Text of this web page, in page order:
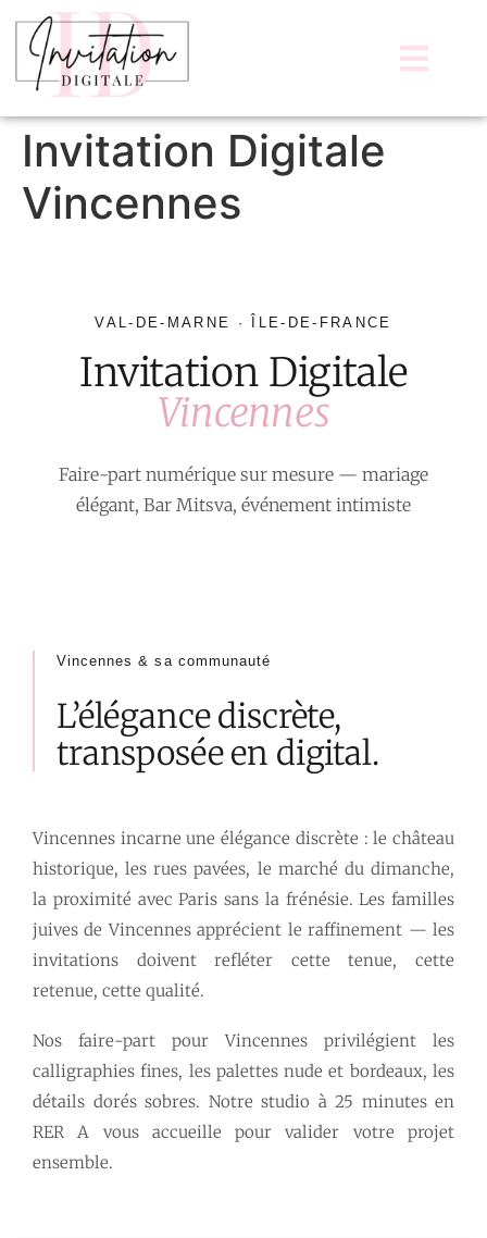
Invitation Digitale
Vincennes
VAL-DE-MARNE · ÎLE-DE-FRANCE
Invitation Digitale
Vincennes
Faire-part numérique sur mesure — mariage
élégant, Bar Mitsva, événement intimiste
Vincennes & sa communauté
L’élégance discrète,
transposée en digital.
Vincennes incarne une élégance discrète : le château
historique, les rues pavées, le marché du dimanche,
la proximité avec Paris sans la frénésie. Les familles
juives de Vincennes apprécient le raffinement — les
invitations doivent refléter cette tenue, cette
retenue, cette qualité.
Nos faire-part pour Vincennes privilégient les
calligraphies fines, les palettes nude et bordeaux, les
détails dorés sobres. Notre studio à 25 minutes en
RER A vous accueille pour valider votre projet
ensemble.